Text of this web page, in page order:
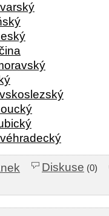
Diskuse (0)